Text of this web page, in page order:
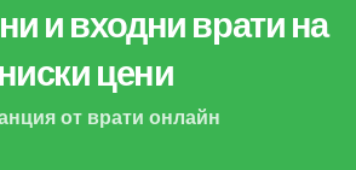
и входни врати на
ниски цени
от врати онлайн